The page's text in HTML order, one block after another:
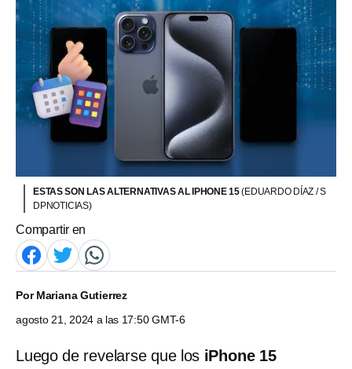
ESTAS SON LAS ALTERNATIVAS AL IPHONE 15(EDUARDO DÍAZ / S
DPNOTICIAS)
Compartir en
PorMariana Gutierrez
agosto 21, 2024 a las 17:50 GMT-6
Luego de revelarse que los iPhone 15